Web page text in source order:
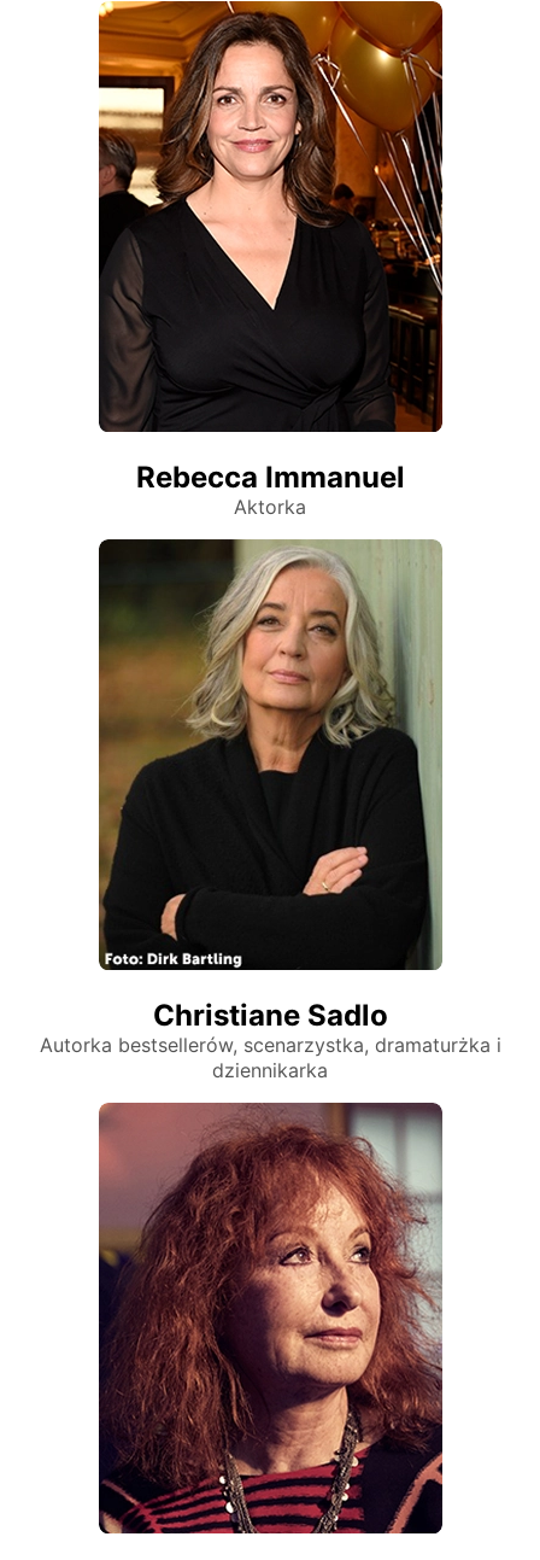
Rebecca Immanuel
Aktorka
Christiane Sadlo
Autorka bestsellerów, scenarzystka, dramaturżka i
dziennikarka